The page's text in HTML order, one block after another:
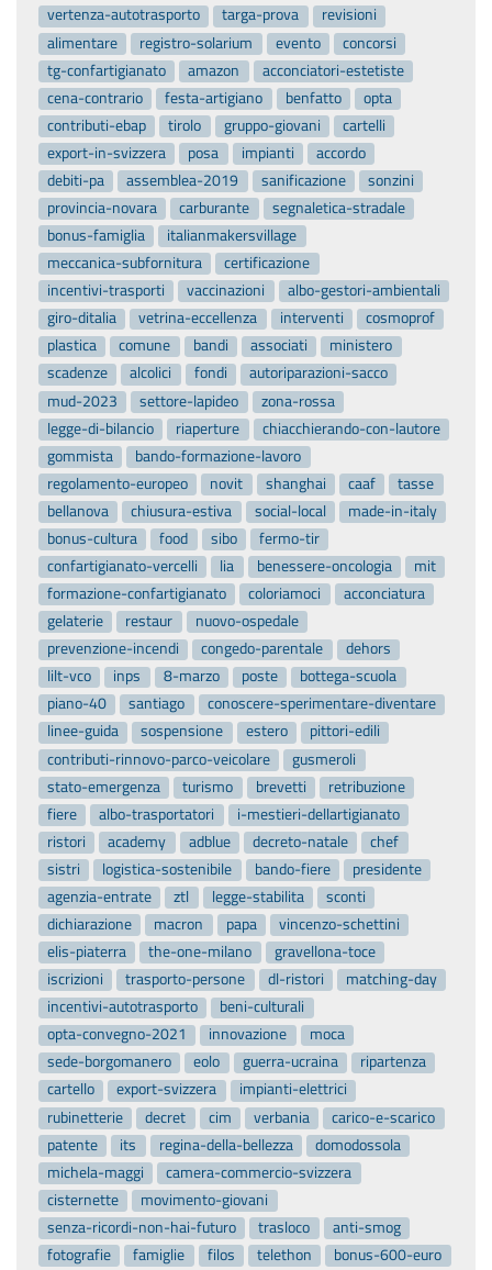
vertenza-autotrasporto
targa-prova
revisioni
alimentare
registro-solarium evento
concorsi
tg-confartigianato
amazon
acconciatori-estetiste
cena-contrario
festa-artigiano benfatto
opta
contributi-ebap
tirolo gruppo-giovani
cartelli
export-in-svizzera
posa impianti
accordo
debiti-pa
assemblea-2019 sanificazione
sonzini
provincia-novara
carburante
segnaletica-stradale
bonus-famiglia
italianmakersvillage
meccanica-subfornitura
certificazione
incentivi-trasporti
vaccinazioni
albo-gestori-ambientali
giro-ditalia
vetrina-eccellenza interventi
cosmoprof
plastica
comune bandi associati
ministero
scadenze
alcolici fondi
autoriparazioni-sacco
mud-2023
settore-lapideo
zona-rossa
legge-di-bilancio
riaperture
chiacchierando-con-lautore
gommista
bando-formazione-lavoro
regolamento-europeo
novit shanghai caaf
tasse
bellanova
chiusura-estiva social-local
made-in-italy
bonus-cultura
food sibo
fermo-tir
confartigianato-vercelli
lia benessere-oncologia
mit
formazione-confartigianato
coloriamoci
acconciatura
gelaterie
restaur
nuovo-ospedale
prevenzione-incendi
congedo-parentale
dehors
lilt-vco
inps 8-marzo poste
bottega-scuola
piano-40
santiago
conoscere-sperimentare-diventare
linee-guida
sospensione estero
pittori-edili
contributi-rinnovo-parco-veicolare
gusmeroli
stato-emergenza
turismo brevetti
retribuzione
fiere
albo-trasportatori
i-mestieri-dellartigianato
ristori
academy adblue decreto-natale
chef
sistri
logistica-sostenibile bando-fiere
presidente
agenzia-entrate
ztl legge-stabilita
sconti
dichiarazione
macron papa
vincenzo-schettini
elis-piaterra
the-one-milano
gravellona-toce
iscrizioni
trasporto-persone dl-ristori
matching-day
incentivi-autotrasporto
beni-culturali
opta-convegno-2021
innovazione
moca
sede-borgomanero
eolo guerra-ucraina
ripartenza
cartello
export-svizzera
impianti-elettrici
rubinetterie
decret cim verbania
carico-e-scarico
patente
its regina-della-bellezza
domodossola
michela-maggi
camera-commercio-svizzera
cisternette
movimento-giovani
senza-ricordi-non-hai-futuro
trasloco
anti-smog
fotografie
famiglie filos telethon
bonus-600-euro